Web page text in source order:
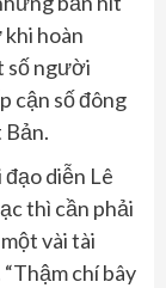
hoàn
số người
cận số đông
diễn Lê
thì cần phải
vài tài
chí bây